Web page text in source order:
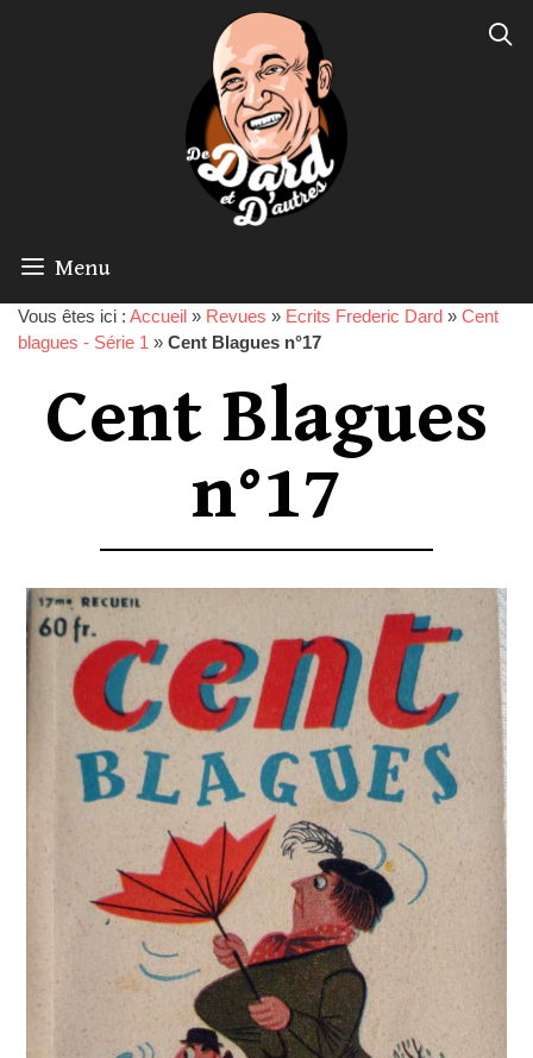
Menu
Vous êtes ici : Accueil » Revues » Ecrits Frederic Dard » Cent
blagues - Série 1 » Cent Blagues n°17
Cent Blagues
n°17